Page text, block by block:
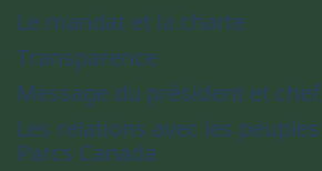
Le mandat et la charte
Transparence
Message du président et
Les relations avec les
Parcs Canada